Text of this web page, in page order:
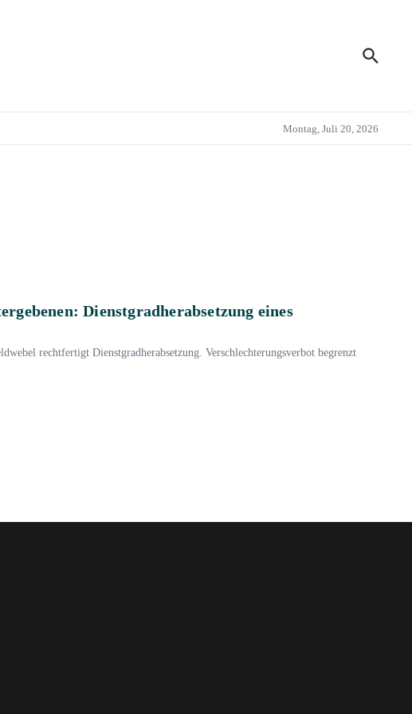
Montag, Juli 20, 2026
Dienstgradherabsetzung eines
rechtfertigt Dienstgradherabsetzung. Verschlechterungsverbot begrenzt